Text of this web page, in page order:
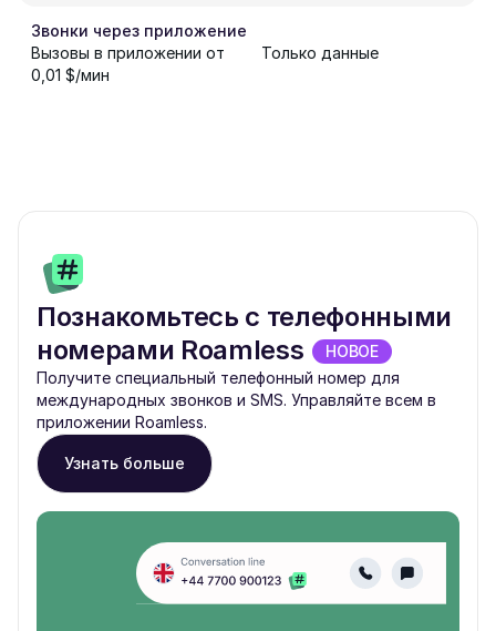
Звонки через приложение
Вызовы в приложении от
0,01 $/мин
Только данные
Познакомьтесь с телефонными
номерами Roamless
НОВОЕ
Получите специальный телефонный номер для
международных звонков и SMS. Управляйте всем в
приложении Roamless.
Узнать больше